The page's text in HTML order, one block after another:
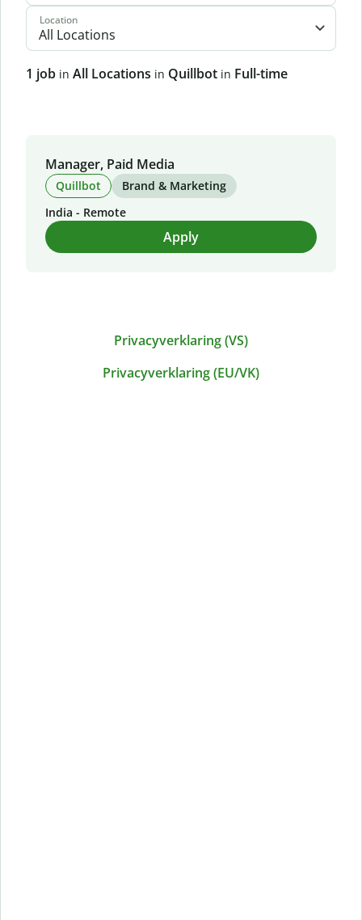
Location
All Locations
1 job in All Locations in Quillbot in Full-time
Manager, Paid Media
Quillbot
Brand & Marketing
India - Remote
Apply
Privacyverklaring (VS)
Privacyverklaring (EU/VK)